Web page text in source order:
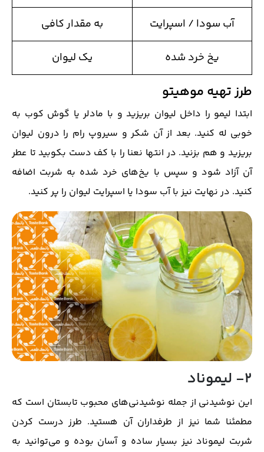
آب سودا / اسپرایت به مقدار کافی
یخ خرد شده یک لیوان
طرز تهیه موهیتو
ابتدا لیمو را داخل لیوان بریزید و با مادلر یا گوش کوب به
خوبی له کنید. بعد از آن شکر و سیروپ رام را درون لیوان
بریزید و هم بزنید. در انتها نعنا را با کف دست بکوبید تا عطر
آن آزاد شود و سپس با یخ‌های خرد شده به شربت اضافه
کنید. در نهایت نیز با آب سودا یا اسپرایت لیوان را پر کنید.
2- لیموناد
این نوشیدنی از جمله نوشیدنی‌های محبوب تابستان است که
مطمئنا شما نیز از طرفداران آن هستید. طرز درست کردن
شربت لیموناد نیز بسیار ساده و آسان بوده و می‌توانید به